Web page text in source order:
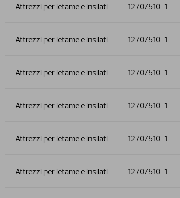
Attrezzi per letame e insilati 12707510-1
Attrezzi per letame e insilati 12707510-1
Attrezzi per letame e insilati 12707510-1
Attrezzi per letame e insilati 12707510-1
Attrezzi per letame e insilati 12707510-1
Attrezzi per letame e insilati 12707510-1